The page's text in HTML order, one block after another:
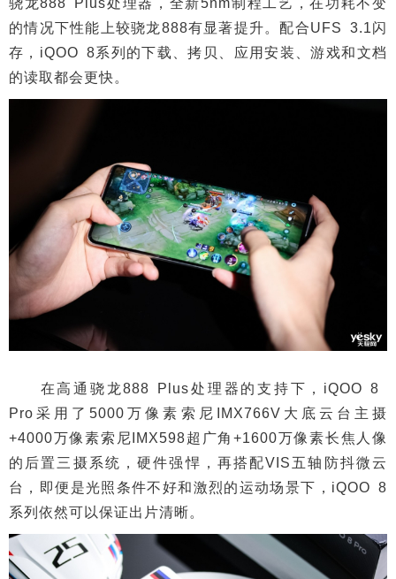
骁龙888 Plus处理器，全新5nm制程工艺，在功耗不变
的情况下性能上较骁龙888有显著提升。配合UFS 3.1闪
存，iQOO 8系列的下载、拷贝、应用安装、游戏和文档
的读取都会更快。
在高通骁龙888 Plus处理器的支持下，iQOO 8
Pro采用了5000万像素索尼IMX766V大底云台主摄
+4000万像素索尼IMX598超广角+1600万像素长焦人像
的后置三摄系统，硬件强悍，再搭配VIS五轴防抖微云
台，即便是光照条件不好和激烈的运动场景下，iQOO 8
系列依然可以保证出片清晰。